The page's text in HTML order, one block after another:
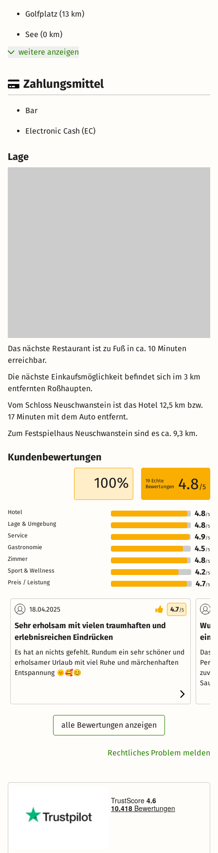
Golfplatz (13 km)
See (0 km)
weitere anzeigen
Zahlungsmittel
Bar
Electronic Cash (EC)
Lage
Das nächste Restaurant ist zu Fuß in ca. 10 Minuten
erreichbar.
Die nächste Einkaufsmöglichkeit befindet sich im 3 km
entfernten Roßhaupten.
Vom Schloss Neuschwanstein ist das Hotel 12,5 km bzw.
17 Minuten mit dem Auto entfernt.
Zum Festspielhaus Neuschwanstein sind es ca. 9,3 km.
Kundenbewertungen
100% 19 Echte
Bewertungen
4.8/5
Hotel 4.8/5
Lage & Umgebung 4.8/5
Service 4.9/5
Gastronomie 4.5 /5
Zimmer 4.8/5
Sport & Wellness 4.2/5
Preis / Leistung 4.7/5
18.04.2025 4.7/5
Sehr erholsam mit vielen traumhaften und
erlebnisreichen Eindrücken
Es hat an nichts gefehlt. Rundum ein sehr schöner und
erholsamer Urlaub mit viel Ruhe und märchenhaften
Entspannung 🌞🥰😊
Das
alle Bewertungen anzeigen
Rechtliches Problem melden